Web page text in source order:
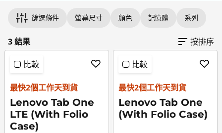
型
平
板
電
腦
篩選條件 螢幕尺寸 顏色 記憶體 系列
3 結果 按排序
比較
最快2個工作天到貨
Lenovo Tab One
LTE (With Folio
Case)
比較
最快2個工作天到貨
Lenovo Tab One
(With Folio Case)